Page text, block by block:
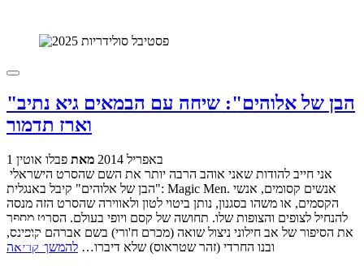
"הבן של אלוהים": שיחה עם הבמאים גיא נתיב
וארז תדמור
1 באפריל 2014 מאת פבלו אוטין
"הבן של אלוהים" קיבל באנגלית: Magic Men. אנשים קסומים, אנשי
הקסמים, או משהו בסגנון, נותן ביטוי לטון ולאווירה שהסרט הזה מנסה
להנחיל לצופים והצופות שלו. תחושה של קסם ויופי בעולם. הסרט מספר
את הסיפור של אב חילוני ניצול שואה (מכרם ח'ורי) בשם אברהם קופינס,
ובנו החרדי (זהר שטראוס) שלא דיברו… להמשך קריאה